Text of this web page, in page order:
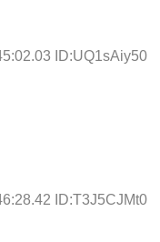
ID:UQ1sAiy50
ID:T3J5CJMt0